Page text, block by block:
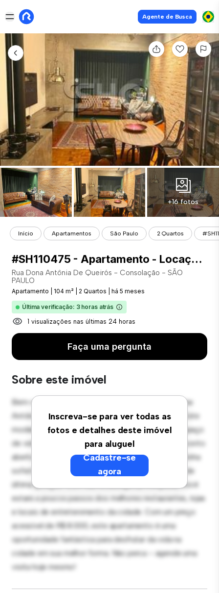
Agente de Busca
+16 fotos
Início Apartamentos São Paulo 2 Quartos
#SH110475 - Apartamento - Locação com 104.00 m² , 2 Quarto(s), por R$ 8.000
Rua Dona Antônia De Queirós - Consolação - SÃO
PAULO
Apartamento 104 m² 2 Quartos há 5 meses
Última verificação: 3 horas atrás
1 visualizações nas últimas 24 horas
Faça uma pergunta
Sobre este imóvel
Inscreva-se para ver todas as
fotos e detalhes deste imóvel
para aluguel
Cadastre-se
agora
Bem-vindo ao seu novo refúgio urbano em Rua Dona
Antônia De Queirós - Consolação - SÃO PAULO! Este
moderno apartamento de 2 quartos oferece um espaço
de vida elegante e aconchegante. O layout em conceito
aberto é perfeito para receber convidados, e a cozinha
sofisticada está equipada com eletrodomésticos de
última geração. Com sua localização privilegiada, você
estará a poucos passos dos melhores restaurantes, lojas
e locais de entretenimento da cidade. Com um preço
acessível de R$ 8.000, este apartamento é uma
oportunidade fantástica para desfrutar da vida na
cidade em sua melhor forma. Não perca – agende uma
visita hoje mesmo!